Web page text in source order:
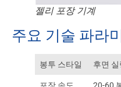
젤리 포장 기계
주요 기술 파라
봉투 스타일 후면 실